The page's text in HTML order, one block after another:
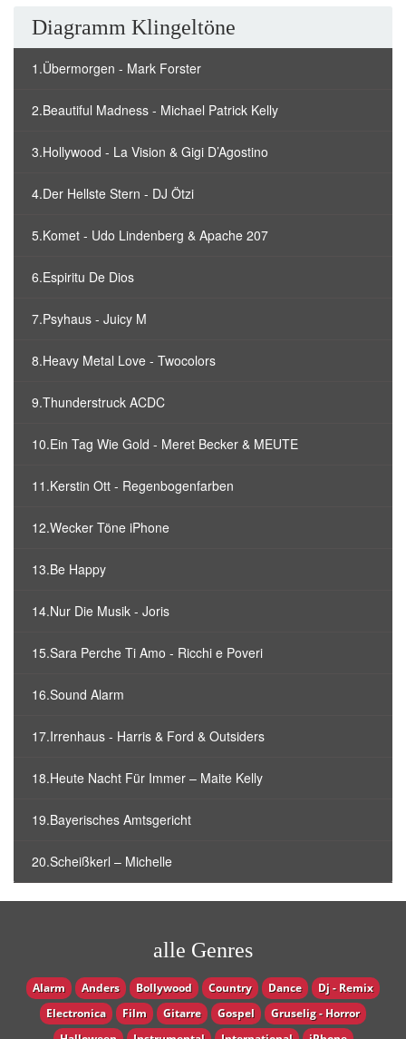
Diagramm Klingeltöne
1.Übermorgen - Mark Forster
2.Beautiful Madness - Michael Patrick Kelly
3.Hollywood - La Vision & Gigi D’Agostino
4.Der Hellste Stern - DJ Ötzi
5.Komet - Udo Lindenberg & Apache 207
6.Espiritu De Dios
7.Psyhaus - Juicy M
8.Heavy Metal Love - Twocolors
9.Thunderstruck ACDC
10.Ein Tag Wie Gold - Meret Becker & MEUTE
11.Kerstin Ott - Regenbogenfarben
12.Wecker Töne iPhone
13.Be Happy
14.Nur Die Musik - Joris
15.Sara Perche Ti Amo - Ricchi e Poveri
16.Sound Alarm
17.Irrenhaus - Harris & Ford & Outsiders
18.Heute Nacht Für Immer – Maite Kelly
19.Bayerisches Amtsgericht
20.Scheißkerl – Michelle
alle Genres
Alarm Anders Bollywood Country Dance
Dj - Remix
Electronica
Film Gitarre Gospel
Gruselig - Horror